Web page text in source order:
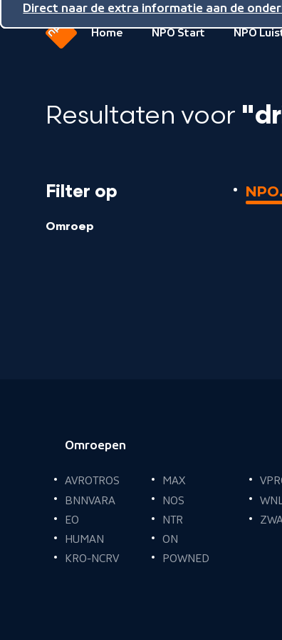
Direct naar de inhoud
Direct naar de hoofdnavigatie
Direct naar de extra informatie aan de
van
NPO
Home NPO Start NPO
Resultaten voor
Filter op
Omroep
0
Voettekst
Omroepen
AVROTROS
BNNVARA
EO
HUMAN
KRO-NCRV
MAX
NOS
NTR
ON
POWNED